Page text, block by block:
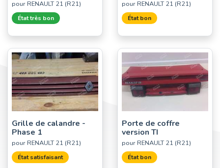
pour RENAULT 21 (R21)
État très bon
pour RENAULT 21 (R21)
État bon
Grille de calandre -
Phase 1
pour RENAULT 21 (R21)
État satisfaisant
Porte de coffre
version TI
pour RENAULT 21 (R21)
État bon